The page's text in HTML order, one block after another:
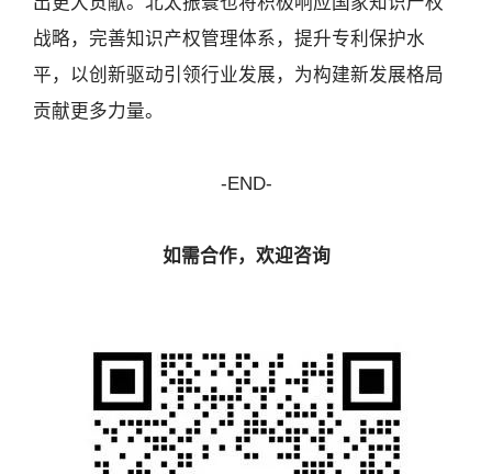
战略，完善知识产权管理体系，提升专利保护水
平，以创新驱动引领行业发展，为构建新发展格局
贡献更多力量。
-END-
如需合作，欢迎咨询